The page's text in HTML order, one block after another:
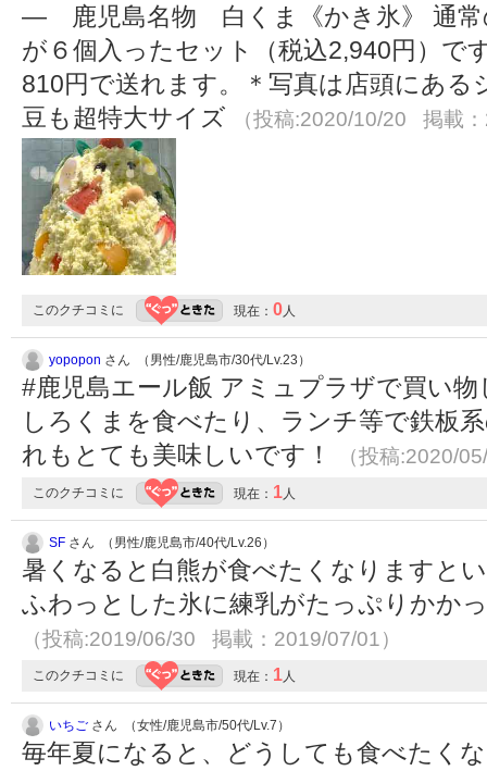
― 鹿児島名物 白くま《かき氷》 通常
が６個入ったセット（税込2,940円）で
810円で送れます。＊写真は店頭にあ
豆も超特大サイズ
（投稿:2020/10/20 掲載
このクチコミに 現在： 0 人
yopopon さん （男性/鹿児島市/30代/Lv.23）
#鹿児島エール飯 アミュプラザで買い
しろくまを食べたり、ランチ等で鉄板
れもとても美味しいです！
（投稿:2020/
このクチコミに 現在： 1 人
SF さん （男性/鹿児島市/40代/Lv.26）
暑くなると白熊が食べたくなりますと
ふわっとした氷に練乳がたっぷりかか
（投稿:2019/06/30 掲載：2019/07/01）
このクチコミに 現在： 1 人
いちご さん （女性/鹿児島市/50代/Lv.7）
毎年夏になると、どうしても食べたく